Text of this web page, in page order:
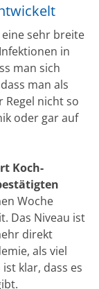
sehr breite
in
man sich
man als
nicht so
oder gar auf
Koch-
Woche
Das Niveau ist
direkt
als viel
klar, dass es